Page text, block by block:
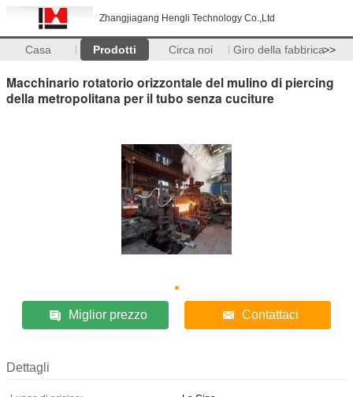
Zhangjiagang Hengli Technology Co.,Ltd
Casa Prodotti Circa noi Giro della fabbrica>>
Macchinario rotatorio orizzontale del mulino di piercing
della metropolitana per il tubo senza cuciture
Miglior prezzo Contattaci
Dettagli